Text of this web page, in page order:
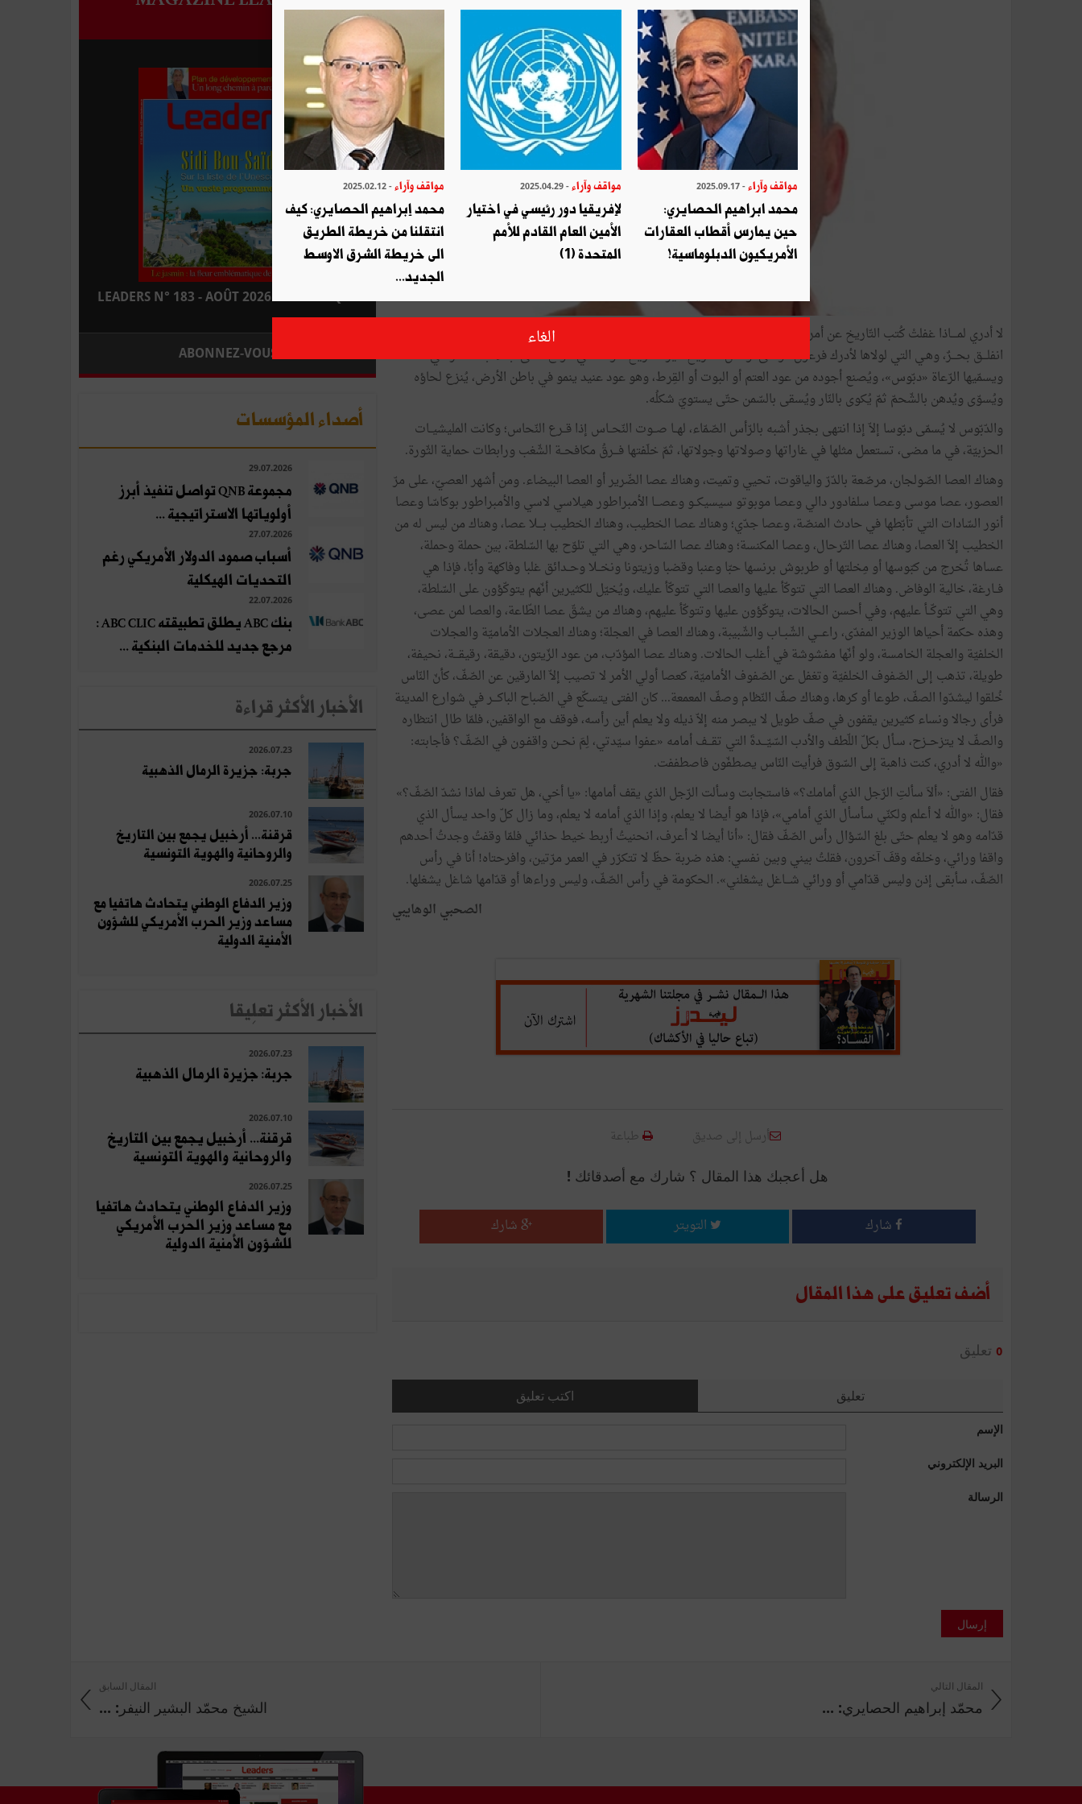
لا أدري لمــــاذا غفلتْ كُتب التّاريخ عن أمر العصا ومآلها بعد واقعة موسى وفرعون، فلم يَرِدْ لها بعدها ذِكرٌ أبدا؛ وهي التي لولاها ما
انفلـــق بحـــرٌ، وهـي التي لولاها لأدرك فرعونُ موسى، ولكان التّاريخ غيرَ التّاريخ…والعصيّ أنواع شتّى، بدءا بعصا الرّاعي
ويسمّيها الرّعاة «دبّوس»، ويُصنع أجوده من عود العتم أو البوت أو القِرط، وهو عود عنيد ينمو في باطن الأرض، يُنزع لحاؤه
ويُسوّى ويُدهن بالشّحمّ ثمّ يُكوى بالنّار ويُسقى بالسّمن حتّى يستويَ شكلُه.
والدّبّوس لا يُسمّى دبّوسا إلاّ إذا انتهى بجذر أشبه بالرّأس الصّمّاء، لهــا صــوت النّحــاس إذا قــرع النّحاس؛ وكانت المليشيــات
الحزبيّة، في ما مضى، تستعمل مثلها في غاراتها وصولاتها وجولاتها، ثمّ خلَفتها فـــرقُ مكافحــة الشّغب ورابطات حماية الثّورة.
وهناك العصا الصّولجان، مرصّعة بالدّرّ والياقوت، تحيي وتميت، وهناك عصا الضّرير أو العصا البيضاء. ومن أشهر العصيّ، على مرّ
العصور، عصا موسى وعصا سلفادور دالي وعصا موبوتو سيسيكــو وعصـــا الأمبراطور هيلاسي لاسي والأمبراطور بوكاسّا وعصا
أنور السّادات التي تأبّطها في حادث المنصّة، وعصا جدّي؛ وهناك عصا الخطيب، وهناك الخطيب بـــلا عصا، وهناك من ليس له من
الخطيب إلاّ العصا، وهناك عصا التّرحال، وعصا المكنسة؛ وهناك عصا السّاحر، وهي التي تلوّح بها السّلطة، بين حملة وحملة،
عساها تُخرج من كبّوسها أو مِخلتها أو طربوش برنسها حبّا وعنبا وقضبا وزيتونا ونخــلا وحــدائق غلبا وفاكهة وأبّا، فإذا هي
فــارغة، خالية الوفاض. وهناك العصا التي تتوكّأ عليها والعصا التي تتوكّأ عليك، ويُخيّل للكثيرين أنّهم يتوكّؤون على السّلطة،
وهي التي تتوكّــأ عليهم، وفي أحسن الحالات، يتوكّؤون عليها وتتوكّأ عليهم، وهناك من يشقّ عصا الطّاعة، والعصا لمن عصى،
وهذه حكمة أحياها الوزير المفدّى، راعـــي الشّبــاب والشّبيبة، وهناك العصا في العجلة؛ وهناك العجلات الأماميّة والعجلات
الخلفيّة والعجلة الخامسة، ولو أنّها مفشوشة في أغلب الحالات. وهناك عصا المؤدّب، من عود الزّيتون، دقيقة، رقيقـــة، نحيفة،
طويلة، تذهب إلى الصّفوف الخلفيّة وتغفل عن الصّفوف الأماميّة، كعصا أولي الأمر لا تصيب إلاّ المارقين عن الصّفّ، كأنّ النّاس
خُلقوا ليشدّوا الصفّ، طوعا أو كرها، وهناك صفّ النّظام وصفّ المعمعة... كان الفتى يتسكّع في الصّباح الباكـــر في شوارع المدينة
فرأى رجالا ونساء كثيرين يقفون في صفّ طويل لا يبصر منه إلاّ ذيله ولا يعلم أين رأسه، فوقف مع الواقفين، فلمّا طال انتظاره
والصفّ لا يتزحــزح، سـأل بكلّ اللّطف والأدب السّيّـــدةَ التي تقـــف أمامه «عفوا سيّدتي، لِمَ نحــن واقفـون في الصّفّ؟ فأجابته:
«والله لا أدري، كنت ذاهبة إلى السّوق فرأيت النّاس يصطفّون فاصطففت.
فقال الفتى: «ألاَ سألتِ الرّجل الذي أمامك؟» فاستجابت وسألت الرّجل الذي يقف أمامها: «يا أخي، هل تعرف لماذا نشدّ الصّفّ؟»
فقال: «والله لا أعلم ولكنّي سأسأل الذي أمامي»، فإذا هو أيضا لا يعلم، وإذا الذي أمامه لا يعلم، وما زال كلّ واحد يسأل الذي
قدّامه وهو لا يعلم حتّى بلغ السّؤال رأس الصّفّ فقال: «أنا أيضا لا أعرف، انحنيتُ أربط خيط حذائي فلمّا وقفتُ وجدتُ أحدهم
واقفا ورائي، وخلفَه وقفَ آخرون، فقلتُ بيني وبين نفسي: هذه ضربة حظّ لا تتكرّر في العمر مرّتين، وافرحتاه! أنا في رأس
الصّفّ، سأبقى إذن وليس قدّامي أو ورائي شـــاغل يشغلني». الحكومة في رأس الصّفّ، وليس وراءها أو قدّامها شاغل يشغلها.
الصحبي الوهايبي
أرسل إلى صديق طباعة
هل أعجبك هذا المقال ؟ شارك مع أصدقائك !
شارك التويتر شارك
أضف تعليق على هذا المقال
0 تعليق
اكتب تعليق تعليق
الإسم
البريد الإلكتروني
الرسالة
إرسال
LEADERS N° 183 - AOÛT 2026 : EN KIOSQUE
ABONNEZ-VOUS
أصداء المؤسسات
29.07.2026
مجموعة QNB تواصل تنفيذ أبرز
أولوياتها الاستراتيجية ...
27.07.2026
أسباب صمود الدولار الأمريكي رغم
التحديات الهيكلية
22.07.2026
بنك ABC يطلق تطبيقته ABC CLIC :
مرجع جديد للخدمات البنكية ...
الأخبار الأكثر قراءة
2026.07.23
جربة: جزيرة الرمال الذهبية
2026.07.10
قرقنة... أرخبيل يجمع بين التاريخ
والروحانية والهوية التونسية
2026.07.25
وزير الدفاع الوطني يتحادث هاتفيا مع
مساعد وزير الحرب الأمريكي للشؤون
الأمنية الدولية
الأخبار الأكثر تعلِيقا
2026.07.23
جربة: جزيرة الرمال الذهبية
2026.07.10
قرقنة... أرخبيل يجمع بين التاريخ
والروحانية والهوية التونسية
2026.07.25
وزير الدفاع الوطني يتحادث هاتفيا
مع مساعد وزير الحرب الأمريكي
للشؤون الأمنية الدولية
المقال السابق
الشيخ محمّد البشير النيفر: ...
المقال التالي
محمّد إبراهيم الحصايري: ...
مواقف وآراء - 2025.09.17
محمد ابراهيم الحصايري:
حين يمارس أقطاب العقارات
الأمريكيون الدبلوماسية!
مواقف وآراء - 2025.04.29
لإفريقيا دور رئيسي في اختيار
الأمين العام القادم للأمم
المتحدة (1)
مواقف وآراء- 2025.02.12
محمد إبراهيم الحصايري: كيف
انتقلنا من خريطة الطريق
الى خريطة الشرق الاوسط
الجديد...
الغاء